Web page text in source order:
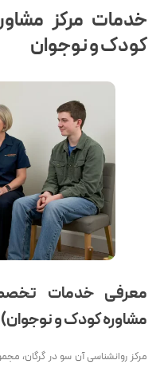
خدمات مرکز
کودک و نوجوان
معرفی خدمات تخصصی
مشاوره کودک و نوجوان)
مرکز روانشناسی آن سو در گرگان،